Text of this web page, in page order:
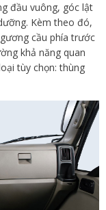
đầu vuông, góc lật
Kèm theo đó,
cầu phía trước
khả năng quan
tùy chọn: thùng